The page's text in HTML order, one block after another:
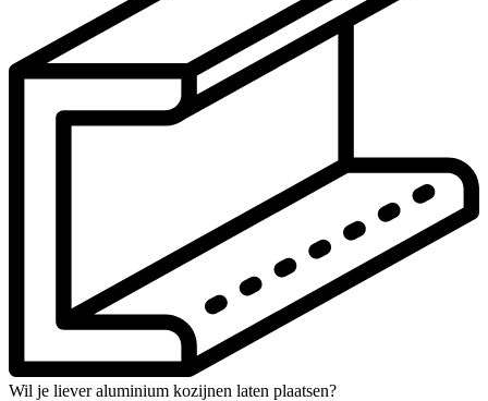
Wil je liever aluminium kozijnen laten plaatsen?